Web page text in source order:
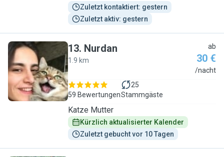
Zuletzt kontaktiert: gestern
Zuletzt aktiv: gestern
N
13. Nurdan
1.9 km
ab
30 €
/nacht
59 Bewertungen
25
Stammgäste
Katze Mutter
Kürzlich aktualisierter Kalender
Zuletzt gebucht vor 10 Tagen